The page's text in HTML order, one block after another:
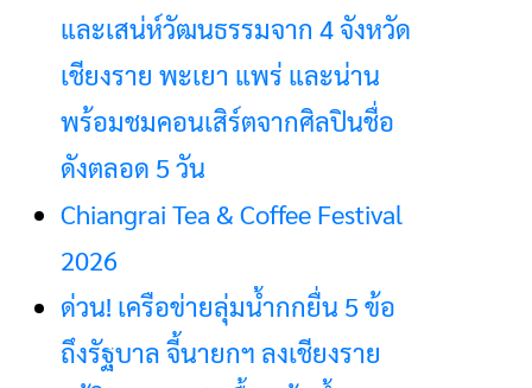
และเสน่ห์วัฒนธรรมจาก 4 จังหวัด
เชียงราย พะเยา แพร่ และน่าน
พร้อมชมคอนเสิร์ตจากศิลปินชื่อ
ดังตลอด 5 วัน
Chiangrai Tea & Coffee Festival
2026
ด่วน! เครือข่ายลุ่มน้ำกกยื่น 5 ข้อ
ถึงรัฐบาล จี้นายกฯ ลงเชียงราย